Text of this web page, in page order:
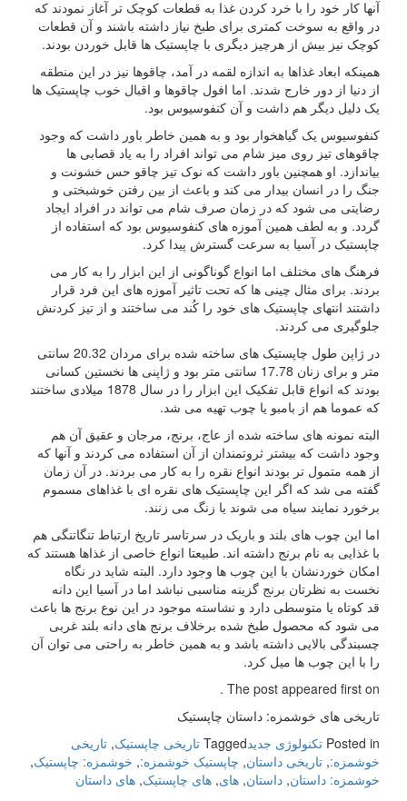
آنها کار خود را با خرد کردن غذا به قطعات کوچک تر آغاز نمودند که
در واقع به سوخت کمتری برای طبخ نیاز داشته باشند و آن قطعات
کوچک نیز بیش از هرچیز دیگری با چاپستیک ها قابل خوردن بودند.
همینکه ابعاد غذاها به اندازه لقمه در آمد، چاقوها نیز در این منطقه
از دنیا از دور خارج شدند. اما افول چاقوها و اقبال خوب چاپستیک ها
یک دلیل دیگر هم داشت و آن کنفوسیوس بود.
کنفوسیوس یک گیاهخوار بود و به همین خاطر باور داشت که وجود
چاقوهای تیز روی میز شام می تواند افراد را به یاد قصابی ها
بیاندازد. او همچنین باور داشت که نوک تیز چاقو حس خشونت و
جنگ را در انسان بیدار می کند و باعث از بین رفتن خوشبختی و
رضایتی می شود که در زمان صرف شام می تواند در افراد ایجاد
گردد. و به لطف همین آموزه های کنفوسیوس بود که استفاده از
چاپستیک در آسیا به سرعت گسترش پیدا کرد.
فرهنگ های مختلف اما انواع گوناگونی از این ابزار را به کار می
بردند. برای مثال چینی ها که تحت تاثیر آموزه های این فرد قرار
داشتند انتهای چاپستیک های خود را کُند می ساختند و از تیز کردنش
جلوگیری می کردند.
در ژاپن طول چاپستیک های ساخته شده برای مردان 20.32 سانتی
متر و برای زنان 17.78 سانتی متر بود و ژاپنی ها نخستین کسانی
بودند که انواع قابل تفکیک این ابزار را در سال 1878 میلادی ساختند
که عموما هم از بامبو یا چوب تهیه می شد.
البته نمونه های ساخته شده از عاج، برنج، مرجان و عقیق آن هم
وجود داشت که بیشتر ثروتمندان از آن استفاده می کردند و آنها که
از همه متمول تر بودند انواع نقره را به کار می بردند. در آن زمان
گفته می شد که اگر این چاپستیک های نقره ای با غذاهای مسموم
برخورد نمایند سیاه می شوند یا زنگ می زنند.
اما این چوب های بلند و باریک در سرتاسر تاریخ ارتباط تنگاتنگی هم
با غذایی به نام برنج داشته اند. طبیعتا انواع خاصی از غذاها هستند که
امکان خوردنشان با این چوب ها وجود دارد. البته شاید در نگاه
نخست به نظرتان برنج گزینه مناسبی نباشد اما در آسیا این دانه
قد کوتاه یا متوسطی دارد و نشاسته موجود در این نوع برنج ها باعث
می شود که محصول طبخ شده برخلاف برنج های دانه بلند غربی
چسبندگی بالایی داشته باشد و به همین خاطر به راحتی می توان آن
را با این چوب ها میل کرد.
The post appeared first on .
تاریخی های خوشمزه: داستان چاپستیک
Posted in تکنولوژی جدیدTagged تاریخی چاپستیک, تاریخی
خوشمزه:, تاریخی داستان, چاپستیک خوشمزه:, خوشمزه: چاپستیک,
خوشمزه: داستان, داستان, های, های چاپستیک, های داستان